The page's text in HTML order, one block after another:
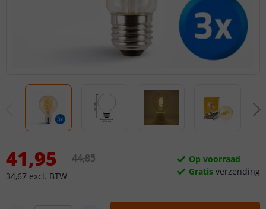
41,95
34,67 excl. BTW
44,85
Op voorraad
Gratis verzending